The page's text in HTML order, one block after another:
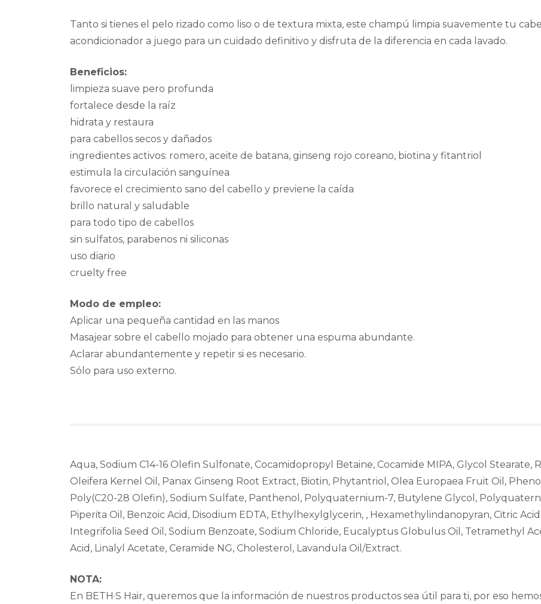
Tanto si tienes el pelo rizado como liso o de textura mixta, este champú limpia suavemente tu
acondicionador a juego para un cuidado definitivo y disfruta de la diferencia en cada lavado.
Beneficios:
limpieza suave pero profunda
fortalece desde la raíz
hidrata y restaura
para cabellos secos y dañados
ingredientes activos: romero, aceite de batana, ginseng rojo coreano, biotina y fitantriol
estimula la circulación sanguínea
favorece el crecimiento sano del cabello y previene la caída
brillo natural y saludable
para todo tipo de cabellos
sin sulfatos, parabenos ni siliconas
uso diario
cruelty free
Modo de empleo:
Aplicar una pequeña cantidad en las manos
Masajear sobre el cabello mojado para obtener una espuma abundante.
Aclarar abundantemente y repetir si es necesario.
Sólo para uso externo.
Aqua, Sodium C14-16 Olefin Sulfonate, Cocamidopropyl Betaine, Cocamide MIPA, Glycol Stearate,
Oleifera Kernel Oil, Panax Ginseng Root Extract, Biotin, Phytantriol, Olea Europaea Fruit Oil,
Poly(C20-28 Olefin), Sodium Sulfate, Panthenol, Polyquaternium-7, Butylene Glycol,
Piperita Oil, Benzoic Acid, Disodium EDTA, Ethylhexylglycerin, , Hexamethylindanopyran, Citric
Integrifolia Seed Oil, Sodium Benzoate, Sodium Chloride, Eucalyptus Globulus Oil, Tetramethyl
Acid, Linalyl Acetate, Ceramide NG, Cholesterol, Lavandula Oil/Extract.
NOTA:
En BETH·S Hair, queremos que la información de nuestros productos sea útil para ti, por eso